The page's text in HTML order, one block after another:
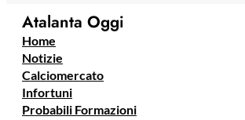
Atalanta Oggi
Home
Notizie
Calciomercato
Infortuni
Probabili Formazioni